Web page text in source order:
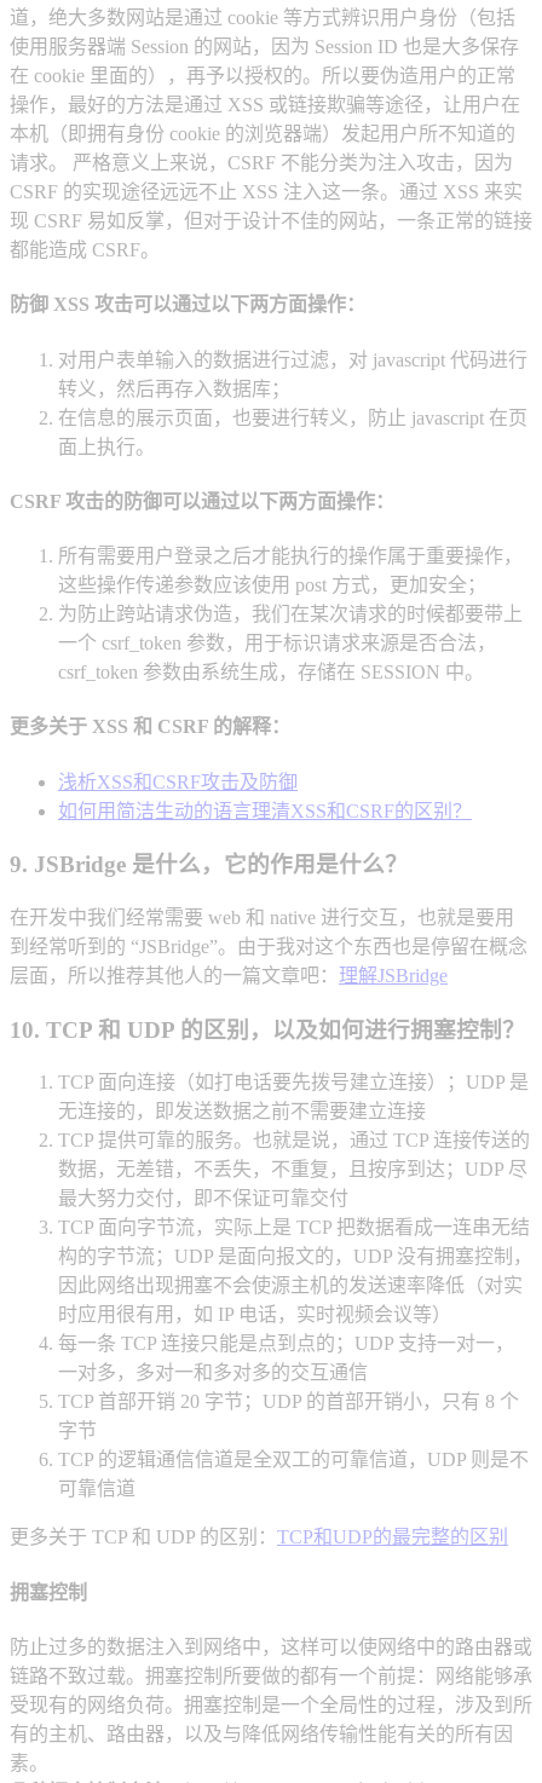
道，绝大多数网站是通过 cookie 等方式辨识用户身份（包括
使用服务器端 Session 的网站，因为 Session ID 也是大多保存
在 cookie 里面的），再予以授权的。所以要伪造用户的正常
操作，最好的方法是通过 XSS 或链接欺骗等途径，让用户在
本机（即拥有身份 cookie 的浏览器端）发起用户所不知道的
请求。 严格意义上来说，CSRF 不能分类为注入攻击，因为
CSRF 的实现途径远远不止 XSS 注入这一条。通过 XSS 来实
现 CSRF 易如反掌，但对于设计不佳的网站，一条正常的链接
都能造成 CSRF。
防御 XSS 攻击可以通过以下两方面操作：
对用户表单输入的数据进行过滤，对 javascript 代码进行
转义，然后再存入数据库；
在信息的展示页面，也要进行转义，防止 javascript 在页
面上执行。
CSRF 攻击的防御可以通过以下两方面操作：
所有需要用户登录之后才能执行的操作属于重要操作，
这些操作传递参数应该使用 post 方式，更加安全；
为防止跨站请求伪造，我们在某次请求的时候都要带上
一个 csrf_token 参数，用于标识请求来源是否合法，
csrf_token 参数由系统生成，存储在 SESSION 中。
更多关于 XSS 和 CSRF 的解释：
浅析XSS和CSRF攻击及防御
如何用简洁生动的语言理清XSS和CSRF的区别？
9. JSBridge 是什么，它的作用是什么？
在开发中我们经常需要 web 和 native 进行交互，也就是要用
到经常听到的 “JSBridge”。由于我对这个东西也是停留在概念
层面，所以推荐其他人的一篇文章吧： 理解JSBridge
10. TCP 和 UDP 的区别，以及如何进行拥塞控制？
TCP 面向连接（如打电话要先拨号建立连接）；UDP 是
无连接的，即发送数据之前不需要建立连接
TCP 提供可靠的服务。也就是说，通过 TCP 连接传送的
数据，无差错，不丢失，不重复，且按序到达；UDP 尽
最大努力交付，即不保证可靠交付
TCP 面向字节流，实际上是 TCP 把数据看成一连串无结
构的字节流；UDP 是面向报文的，UDP 没有拥塞控制，
因此网络出现拥塞不会使源主机的发送速率降低（对实
时应用很有用，如 IP 电话，实时视频会议等）
每一条 TCP 连接只能是点到点的；UDP 支持一对一，
一对多，多对一和多对多的交互通信
TCP 首部开销 20 字节；UDP 的首部开销小，只有 8 个
字节
TCP 的逻辑通信信道是全双工的可靠信道，UDP 则是不
可靠信道
更多关于 TCP 和 UDP 的区别： TCP和UDP的最完整的区别
拥塞控制
防止过多的数据注入到网络中，这样可以使网络中的路由器或
链路不致过载。拥塞控制所要做的都有一个前提：网络能够承
受现有的网络负荷。拥塞控制是一个全局性的过程，涉及到所
有的主机、路由器，以及与降低网络传输性能有关的所有因
素。